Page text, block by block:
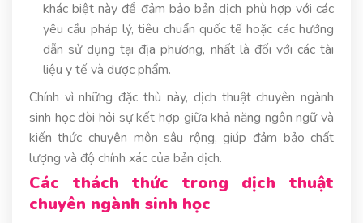
khác biệt này để đảm bảo bản dịch phù hợp với các
yêu cầu pháp lý, tiêu chuẩn quốc tế hoặc các hướng
dẫn sử dụng tại địa phương, nhất là đối với các tài
liệu y tế và dược phẩm.
Chính vì những đặc thù này, dịch thuật chuyên ngành
sinh học đòi hỏi sự kết hợp giữa khả năng ngôn ngữ và
kiến thức chuyên môn sâu rộng, giúp đảm bảo chất
lượng và độ chính xác của bản dịch.
Các thách thức trong dịch thuật
chuyên ngành sinh học